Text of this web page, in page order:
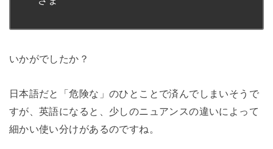
いかがでしたか？
日本語だと「危険な」のひとことで済んでしまいそうで
すが、英語になると、少しのニュアンスの違いによって
細かい使い分けがあるのですね。